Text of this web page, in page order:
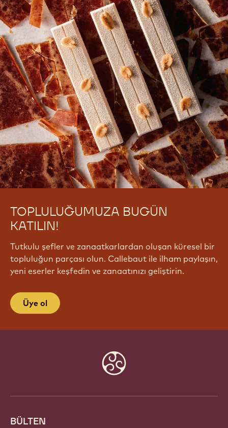
TOPLULUĞUMUZA BUGÜN
KATILIN!
Tutkulu şefler ve zanaatkarlardan oluşan küresel bir
topluluğun parçası olun. Callebaut ile ilham paylaşın,
yeni eserler keşfedin ve zanaatınızı geliştirin.
Üye ol
BÜLTEN